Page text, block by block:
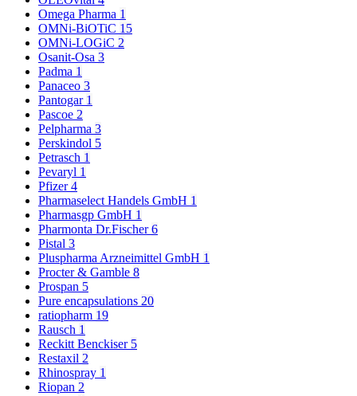
Omega Pharma 1
OMNi-BiOTiC 15
OMNi-LOGiC 2
Osanit-Osa 3
Padma 1
Panaceo 3
Pantogar 1
Pascoe 2
Pelpharma 3
Perskindol 5
Petrasch 1
Pevaryl 1
Pfizer4
Pharmaselect Handels GmbH 1
Pharmasgp GmbH 1
Pharmonta Dr.Fischer6
Pistal 3
Pluspharma Arzneimittel GmbH 1
Procter & Gamble 8
Prospan 5
Pure encapsulations 20
ratiopharm 19
Rausch 1
Reckitt Benckiser 5
Restaxil 2
Rhinospray 1
Riopan 2